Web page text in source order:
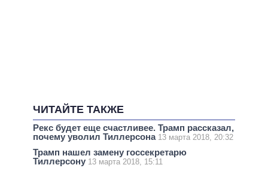
ЧИТАЙТЕ ТАКЖЕ
Рекс будет еще счастливее. Трамп рассказал,
почему уволил Тиллерсона 13 марта 2018, 20:32
Трамп нашел замену госсекретарю
Тиллерсону 13 марта 2018, 15:11